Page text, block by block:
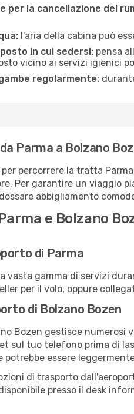
per la cancellazione del
l'aria della cabina può
in cui sedersi: pensa
vicino ai servizi igienici
regolarmente:
Parma a Bolzano
percorrere la tratta
Per garantire un viaggio
abbigliamento
e Bolzano
di Parma
vasta gamma di servizi
per il volo, oppure
di Bolzano Bozen
Bozen gestisce
sul tuo telefono prima di
potrebbe essere
di trasporto
presso il desk